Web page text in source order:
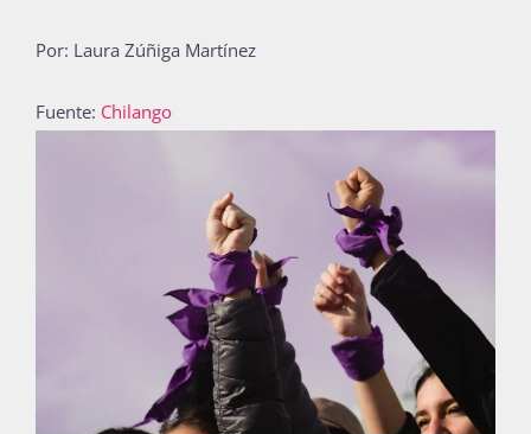
Publicaciones
Bienvenida generación 2027-1
Por: Laura Zúñiga Martínez
Fuente: Chilango